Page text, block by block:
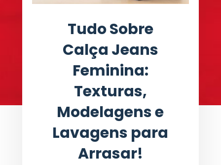
Tudo Sobre
Calça Jeans
Feminina:
Texturas,
Modelagens e
Lavagens para
Arrasar!